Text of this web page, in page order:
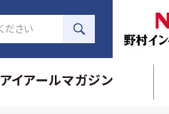
アイアールマガジン